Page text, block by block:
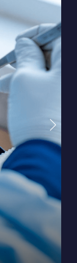
Volgende